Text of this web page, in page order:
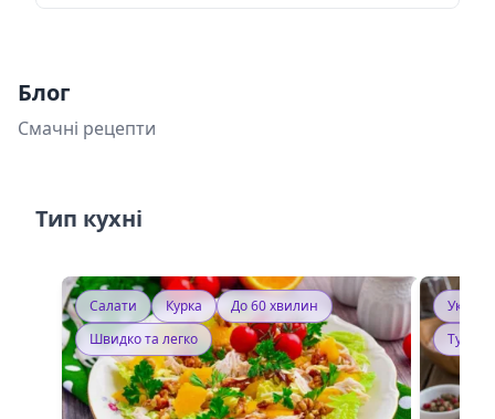
Блог
Смачні рецепти
Тип кухні
Салати Курка
До 60 хвилин
Швидко та легко